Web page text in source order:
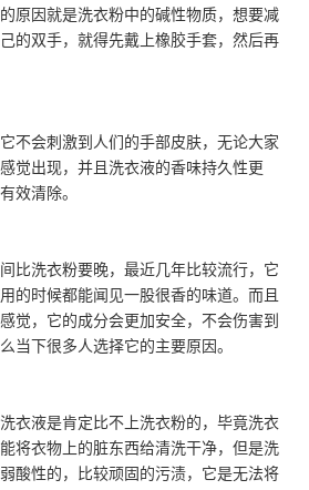
原因就是洗衣粉中的碱性物质，想要减
的双手，就得先戴上橡胶手套，然后再
不会刺激到人们的手部皮肤，无论大家
觉出现，并且洗衣液的香味持久性更
效清除。
比洗衣粉要晚，最近几年比较流行，它
的时候都能闻见一股很香的味道。而且
觉，它的成分会更加安全，不会伤害到
当下很多人选择它的主要原因。
衣液是肯定比不上洗衣粉的，毕竟洗衣
将衣物上的脏东西给清洗干净，但是洗
酸性的，比较顽固的污渍，它是无法将